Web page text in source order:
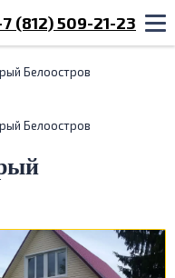
(812) 509-21-23
Белоостров
Белоостров